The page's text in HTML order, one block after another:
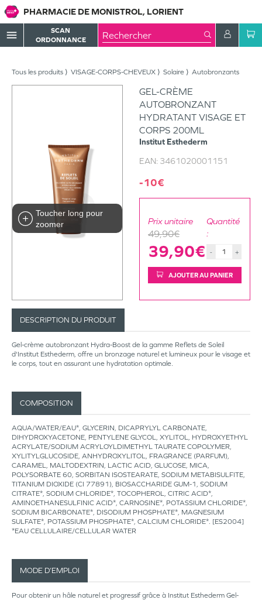
PHARMACIE DE MONISTROL, LORIENT
menu
SCAN
ORDONNANCE
Tous les produits VISAGE-CORPS-CHEVEUX Solaire Autobronzants
Toucher long pour
zoomer
GEL-CRÈME
AUTOBRONZANT
HYDRATANT VISAGE ET
CORPS 200ML
Institut Esthederm
EAN: 3461020001151
-10€
Prix unitaire
49,90€
39,90€
Quantité
:
- +
AJOUTER AU PANIER
DESCRIPTION DU PRODUIT
Gel-crème autobronzant Hydra-Boost de la gamme Reflets de Soleil
d'Institut Esthederm, offre un bronzage naturel et lumineux pour le visage et
le corps, tout en assurant une hydratation optimale.
COMPOSITION
AQUA/WATER/EAU*, GLYCERIN, DICAPRYLYL CARBONATE,
DIHYDROXYACETONE, PENTYLENE GLYCOL, XYLITOL, HYDROXYETHYL
ACRYLATE/SODIUM ACRYLOYLDIMETHYL TAURATE COPOLYMER,
XYLITYLGLUCOSIDE, ANHYDROXYLITOL, FRAGRANCE (PARFUM),
CARAMEL, MALTODEXTRIN, LACTIC ACID, GLUCOSE, MICA,
POLYSORBATE 60, SORBITAN ISOSTEARATE, SODIUM METABISULFITE,
TITANIUM DIOXIDE (CI 77891), BIOSACCHARIDE GUM-1, SODIUM
CITRATE*, SODIUM CHLORIDE*, TOCOPHEROL, CITRIC ACID*,
AMINOETHANESULFINIC ACID*, CARNOSINE*, POTASSIUM CHLORIDE*,
SODIUM BICARBONATE*, DISODIUM PHOSPHATE*, MAGNESIUM
SULFATE*, POTASSIUM PHOSPHATE*, CALCIUM CHLORIDE*. [ES2004]
*EAU CELLULAIRE/CELLULAR WATER
MODE D’EMPLOI
Pour obtenir un hâle naturel et progressif grâce à Institut Esthederm Gel-